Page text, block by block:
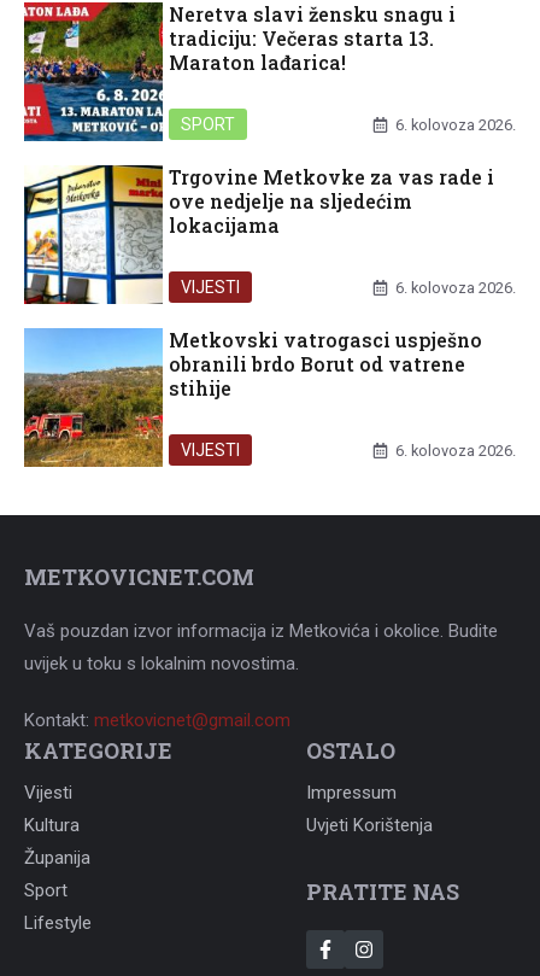
Neretva slavi žensku snagu i
tradiciju: Večeras starta 13.
Maraton lađarica!
SPORT 6. kolovoza 2026.
Trgovine Metkovke za vas rade i
ove nedjelje na sljedećim
lokacijama
VIJESTI 6. kolovoza 2026.
Metkovski vatrogasci uspješno
obranili brdo Borut od vatrene
stihije
VIJESTI 6. kolovoza 2026.
METKOVICNET.COM
Vaš pouzdan izvor informacija iz Metkovića i okolice. Budite
uvijek u toku s lokalnim novostima.
Kontakt: metkovicnet@gmail.com
KATEGORIJE
Vijesti
Kultura
Županija
Sport
Lifestyle
OSTALO
Impressum
Uvjeti Korištenja
PRATITE NAS